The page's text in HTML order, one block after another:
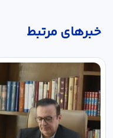
خبر‌های مرتبط